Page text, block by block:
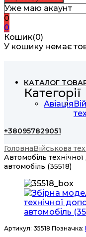
Уже маю акаунт
0
0
Кошик(0)
У кошику немає
КАТАЛОГ
Категорії
Авіація
+380957829051
ГоловнаВійськова
Автомобіль
автомобіль (35518)
Артикул: 35518 Позначка: